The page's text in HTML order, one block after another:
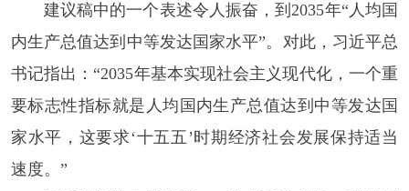
建议稿中的一个表述令人振奋，到2035年“人均国
内生产总值达到中等发达国家水平”。对此，习近平总
书记指出：“2035年基本实现社会主义现代化，一个重
要标志性指标就是人均国内生产总值达到中等发达国
家水平，这要求‘十五五’时期经济社会发展保持适当
速度。”